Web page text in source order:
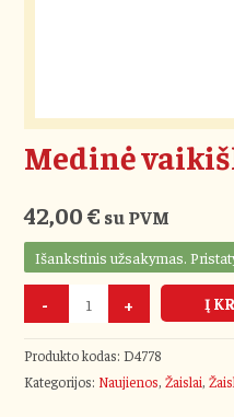
Medinė
42,00€ su PVM
Išankstinis užsakymas.
- + Į
Produkto kodas:D4778
Kategorijos: Naujienos,Žaislai,